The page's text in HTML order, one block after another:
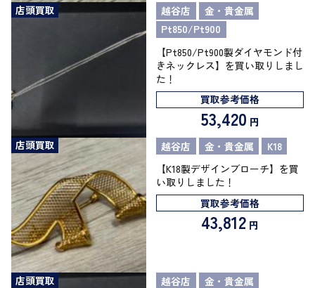
店頭買取 越谷店
金・貴金属
Pt850/Pt900
【Pt850/Pt900製ダイヤモンド付
きネックレス】を買い取りしまし
た！
買取参考価格
53,420 円
店頭買取
越谷店 金・貴金属
K18
【K18製デザインブローチ】を買
い取りしました！
買取参考価格
43,812 円
店頭買取 越谷店
金・貴金属